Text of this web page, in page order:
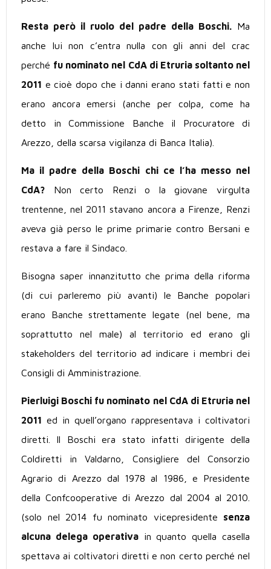
Resta però il ruolo del padre della Boschi. Ma
anche lui non c’entra nulla con gli anni del crac
perché fu nominato nel CdA di Etruria soltanto nel
2011 e cioè dopo che i danni erano stati fatti e non
erano ancora emersi (anche per colpa, come ha
detto in Commissione Banche il Procuratore di
Arezzo, della scarsa vigilanza di Banca Italia).
Ma il padre della Boschi chi ce l’ha messo nel
CdA? Non certo Renzi o la giovane virgulta
trentenne, nel 2011 stavano ancora a Firenze, Renzi
aveva già perso le prime primarie contro Bersani e
restava a fare il Sindaco.
Bisogna saper innanzitutto che prima della riforma
(di cui parleremo più avanti) le Banche popolari
erano Banche strettamente legate (nel bene, ma
soprattutto nel male) al territorio ed erano gli
stakeholders del territorio ad indicare i membri dei
Consigli di Amministrazione.
Pierluigi Boschi fu nominato nel CdA di Etruria nel
2011 ed in quell’organo rappresentava i coltivatori
diretti. Il Boschi era stato infatti dirigente della
Coldiretti in Valdarno, Consigliere del Consorzio
Agrario di Arezzo dal 1978 al 1986, e Presidente
della Confcooperative di Arezzo dal 2004 al 2010.
(solo nel 2014 fu nominato vicepresidente senza
alcuna delega operativain quanto quella casella
spettava ai coltivatori diretti e non certo perché nel